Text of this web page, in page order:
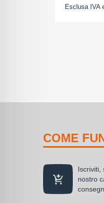
Esclusa IVA
COME
Iscriviti,
nostro